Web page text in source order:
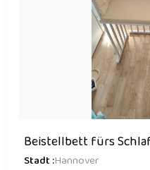
Beistellbett fürs
Stadt :Hannover